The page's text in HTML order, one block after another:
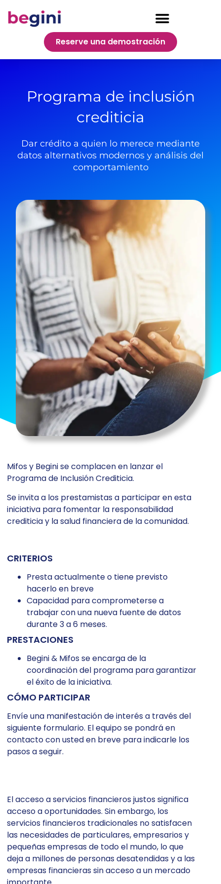
Reserve una demostración
Programa de inclusión
crediticia
Dar crédito a quien lo merece mediante
datos alternativos modernos y análisis del
comportamiento
Mifos y Begini se complacen en lanzar el
Programa de Inclusión Crediticia.
Se invita a los prestamistas a participar en esta
iniciativa para fomentar la responsabilidad
crediticia y la salud financiera de la comunidad.
CRITERIOS
Presta actualmente o tiene previsto
hacerlo en breve
Capacidad para comprometerse a
trabajar con una nueva fuente de datos
durante 3 a 6 meses.
PRESTACIONES
Begini & Mifos se encarga de la
coordinación del programa para garantizar
el éxito de la iniciativa.
CÓMO PARTICIPAR
Envíe una manifestación de interés a través del
siguiente formulario. El equipo se pondrá en
contacto con usted en breve para indicarle los
pasos a seguir.
El acceso a servicios financieros justos significa
acceso a oportunidades. Sin embargo, los
servicios financieros tradicionales no satisfacen
las necesidades de particulares, empresarios y
pequeñas empresas de todo el mundo, lo que
deja a millones de personas desatendidas y a las
empresas financieras sin acceso a un mercado